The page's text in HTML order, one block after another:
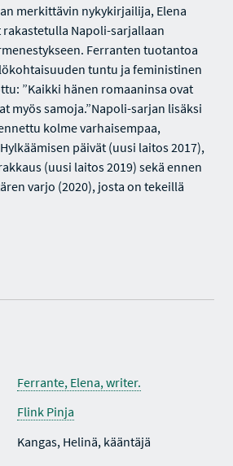
merkittävin nykykirjailija, Elena
Napoli-sarjallaan
Ferranten tuotantoa
tuntu ja feministinen
”Kaikki hänen romaaninsa ovat
myös samoja.”Napoli-sarjan lisäksi
kolme varhaisempaa,
päivät (uusi laitos 2017),
(uusi laitos 2019) sekä ennen
varjo (2020), josta on tekeillä
Ferrante, Elena, writer.
Flink Pinja
Kangas, Helinä, kääntäjä